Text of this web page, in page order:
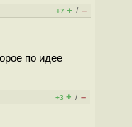
+7 + / –
по идее
+3 + / –